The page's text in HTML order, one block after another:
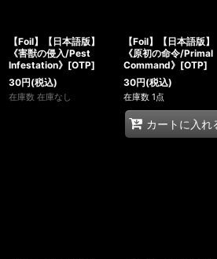
【Foil】【日本語版】
《害獣の侵入/Pest
Infestation》[OTP]
30円(税込)
在庫数 在庫なし
【Foil】【日本語版】
《原初の命令/Primal
Command》[OTP]
30円(税込)
在庫数 1点
カートに入れ